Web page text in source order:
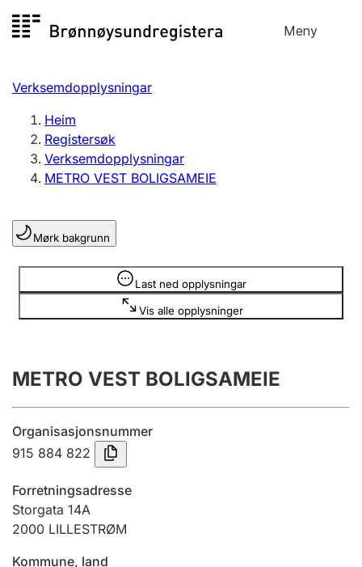
til
Meny
Registersøk
Aksjeselskap
Enkeltpersonføretak
Registrere, endre, slette
Lag og foreining
Registrere, endre, slette
Årsrekneskap
Innsending og forseinkingsgebyr
Tinglysing
Jeger
Verksemdopplysningar
Heim
Registersøk
Verksemdopplysningar
METRO VEST BOLIGSAMEIE
Mørk bakgrunn
Last ned opplysningar
Vis alle opplysninger
Opplysninger er skjult
METRO VEST BOLIGSAMEIE
Organisasjonsnummer
915 884 822
Forretningsadresse
Storgata 14A
2000 LILLESTRØM
Kommune, land